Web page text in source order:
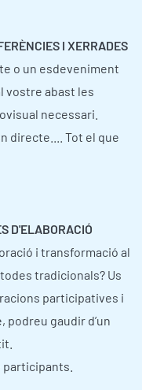
I XERRADES
o un esdeveniment
vostre abast les
necessari.
directe.... Tot el que
D'ELABORACIÓ
i transformació al
tradicionals? Us
participatives i
podreu gaudir d’un
participants.